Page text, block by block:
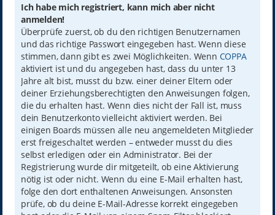
Ich habe mich registriert, kann mich aber nicht
anmelden!
Überprüfe zuerst, ob du den richtigen Benutzernamen
und das richtige Passwort eingegeben hast. Wenn diese
stimmen, dann gibt es zwei Möglichkeiten. Wenn COPPA
aktiviert ist und du angegeben hast, dass du unter 13
Jahre alt bist, musst du bzw. einer deiner Eltern oder
deiner Erziehungsberechtigten den Anweisungen folgen,
die du erhalten hast. Wenn dies nicht der Fall ist, muss
dein Benutzerkonto vielleicht aktiviert werden. Bei
einigen Boards müssen alle neu angemeldeten Mitglieder
erst freigeschaltet werden – entweder musst du dies
selbst erledigen oder ein Administrator. Bei der
Registrierung wurde dir mitgeteilt, ob eine Aktivierung
nötig ist oder nicht. Wenn du eine E-Mail erhalten hast,
folge den dort enthaltenen Anweisungen. Ansonsten
prüfe, ob du deine E-Mail-Adresse korrekt eingegeben